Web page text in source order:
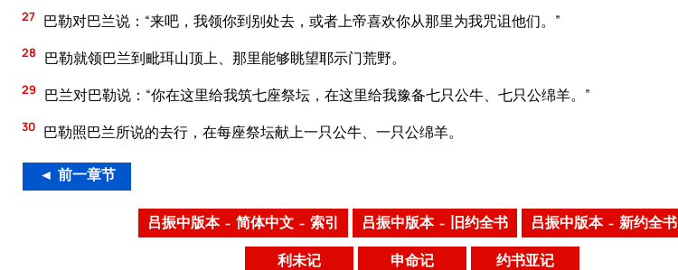
27 巴勒对巴兰说：“来吧，我领你到别处去，或者上帝喜欢你从那里为我咒诅他们。”
28 巴勒就领巴兰到毗珥山顶上、那里能够眺望耶示门荒野。
29 巴兰对巴勒说：“你在这里给我筑七座祭坛，在这里给我豫备七只公牛、七只公绵羊。”
30 巴勒照巴兰所说的去行，在每座祭坛献上一只公牛、一只公绵羊。
◄ 前一章节
吕振中版本 – 简体中文 – 索引 吕振中版本 – 旧约全书 吕振中版本 – 新约全书
利未记 申命记 约书亚记